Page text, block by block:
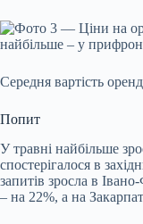
Середня вартість
Попит
У травні найбільше
спостерігалося в
запитів зросла в
– на 22%, а на